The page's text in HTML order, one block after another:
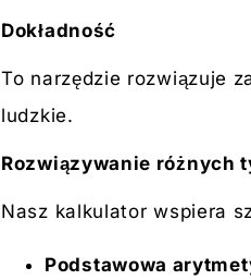
Dokładność
To narzędzie rozwiązuje
ludzkie.
Rozwiązywanie różnych
Nasz kalkulator wspiera
Podstawowa